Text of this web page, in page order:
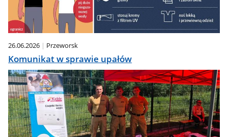
26.06.2026 Przeworsk
Komunikat w sprawie upałów